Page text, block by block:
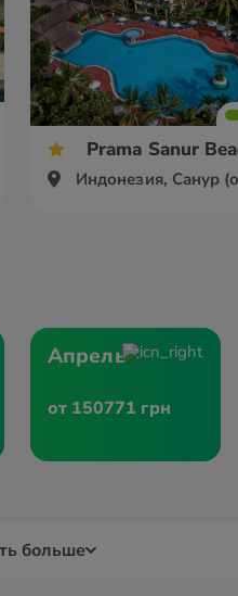
Prama Sanur
Индонезия, Санур
Апрель
от 150771 грн
больше